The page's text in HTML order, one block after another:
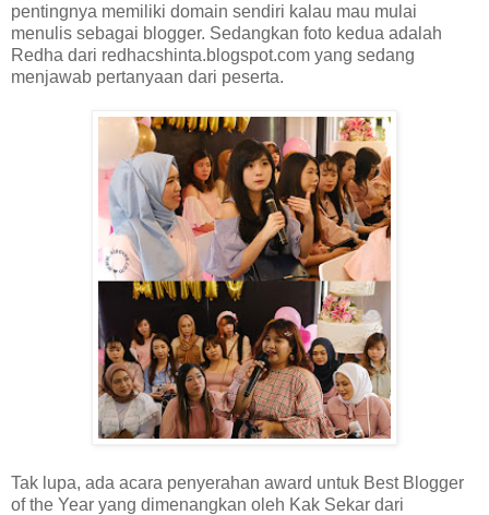
pentingnya memiliki domain sendiri kalau mau mulai
menulis sebagai blogger. Sedangkan foto kedua adalah
Redha dari redhacshinta.blogspot.com yang sedang
menjawab pertanyaan dari peserta.
Tak lupa, ada acara penyerahan award untuk Best Blogger
of the Year yang dimenangkan oleh Kak Sekar dari